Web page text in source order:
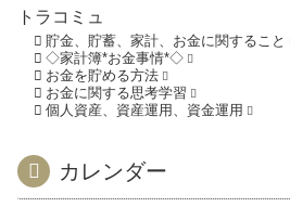
トラコミュ
貯金、貯蓄、家計、お金に関すること
◇家計簿*お金事情*◇
お金を貯める方法
お金に関する思考学習
個人資産、資産運用、資金運用
カレンダー